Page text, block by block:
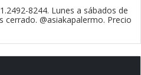
8244. Lunes a sábados de
cerrado. @asiakapalermo. Precio